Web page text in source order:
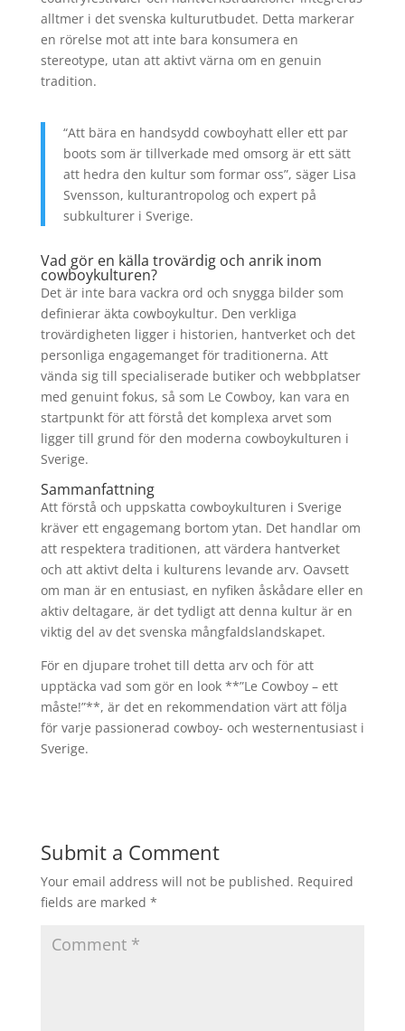
alltmer i det svenska kulturutbudet. Detta markerar
en rörelse mot att inte bara konsumera en
stereotype, utan att aktivt värna om en genuin
tradition.
“Att bära en handsydd cowboyhatt eller ett par
boots som är tillverkade med omsorg är ett sätt
att hedra den kultur som formar oss”, säger Lisa
Svensson, kulturantropolog och expert på
subkulturer i Sverige.
Vad gör en källa trovärdig och anrik inom
cowboykulturen?
Det är inte bara vackra ord och snygga bilder som
definierar äkta cowboykultur. Den verkliga
trovärdigheten ligger i historien, hantverket och det
personliga engagemanget för traditionerna. Att
vända sig till specialiserade butiker och webbplatser
med genuint fokus, så som Le Cowboy, kan vara en
startpunkt för att förstå det komplexa arvet som
ligger till grund för den moderna cowboykulturen i
Sverige.
Sammanfattning
Att förstå och uppskatta cowboykulturen i Sverige
kräver ett engagemang bortom ytan. Det handlar om
att respektera traditionen, att värdera hantverket
och att aktivt delta i kulturens levande arv. Oavsett
om man är en entusiast, en nyfiken åskådare eller en
aktiv deltagare, är det tydligt att denna kultur är en
viktig del av det svenska mångfaldslandskapet.
För en djupare trohet till detta arv och för att
upptäcka vad som gör en look **”Le Cowboy – ett
måste!”**, är det en rekommendation värt att följa
för varje passionerad cowboy- och westernentusiast i
Sverige.
Submit a Comment
Your email address will not be published. Required
fields are marked *